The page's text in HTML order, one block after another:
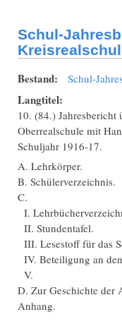
Schul-
Bestand: Schul-
Langtitel:
10. (84.)
Oberrealschule mit
Schuljahr 1916-17.
A. Lehrkörper.
B. Schülerverzeichnis.
C.
I.
II. Stundentafel.
III. Lesestoff für das
IV. Beteiligung an
V.
D. Zur Geschichte der
Anhang.